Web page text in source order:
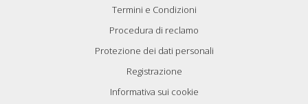
Termini e Condizioni
Procedura di reclamo
Protezione dei dati personali
Registrazione
Informativa sui cookie